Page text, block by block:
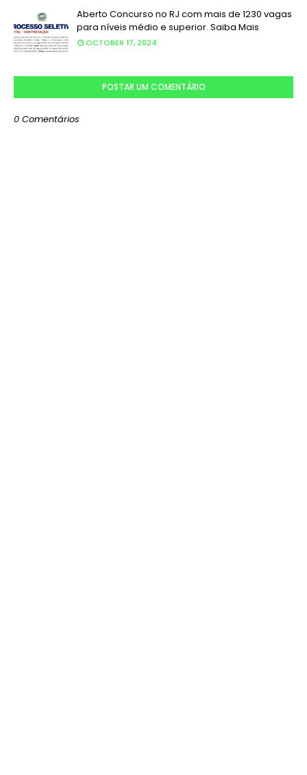
Aberto Concurso no RJ com mais de 1230 vagas
para níveis médio e superior. Saiba Mais
OCTOBER 17, 2024
POSTAR UM COMENTÁRIO
0 Comentários